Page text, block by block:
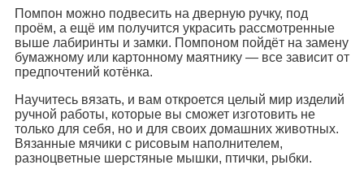
Помпон можно подвесить на дверную ручку, под
проём, а ещё им получится украсить рассмотренные
выше лабиринты и замки. Помпоном пойдёт на замену
бумажному или картонному маятнику — все зависит от
предпочтений котёнка.
Научитесь вязать, и вам откроется целый мир изделий
ручной работы, которые вы сможет изготовить не
только для себя, но и для своих домашних животных.
Вязанные мячики с рисовым наполнителем,
разноцветные шерстяные мышки, птички, рыбки.